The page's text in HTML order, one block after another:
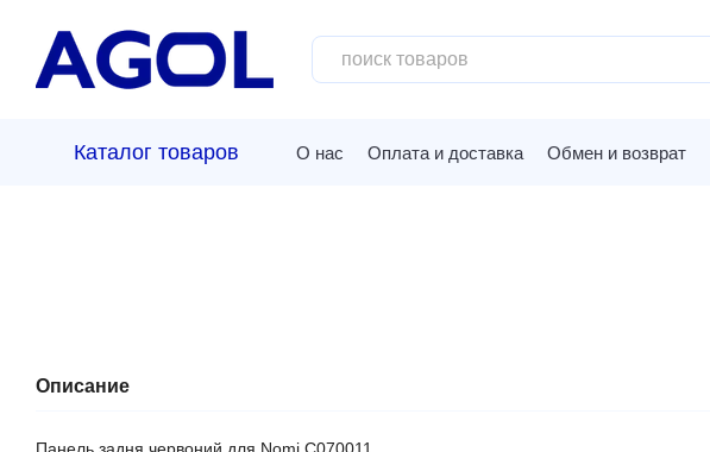
Каталог товаров О нас Оплата и доставка Обмен и возврат
Описание